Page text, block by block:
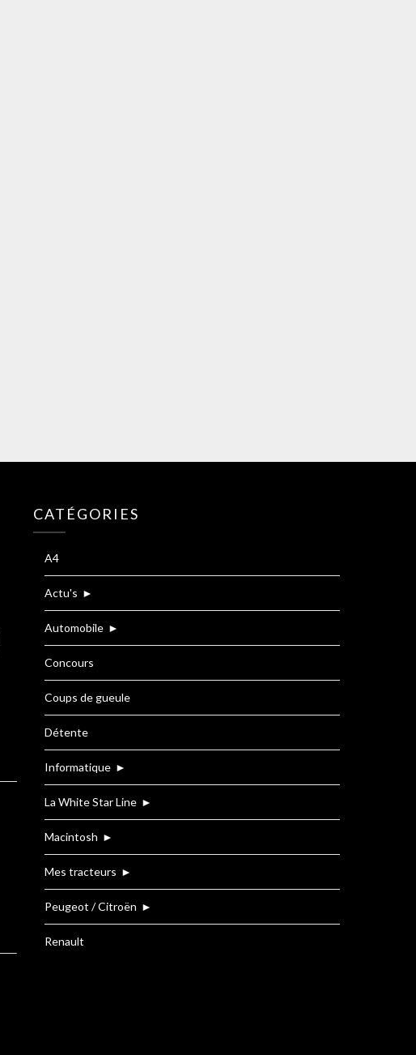
CATÉGORIES
A4
Actu's ►
Automobile ►
Concours
Coups de gueule
Détente
Informatique ►
La White Star Line ►
Macintosh ►
Mes tracteurs ►
Peugeot / Citroën ►
Renault